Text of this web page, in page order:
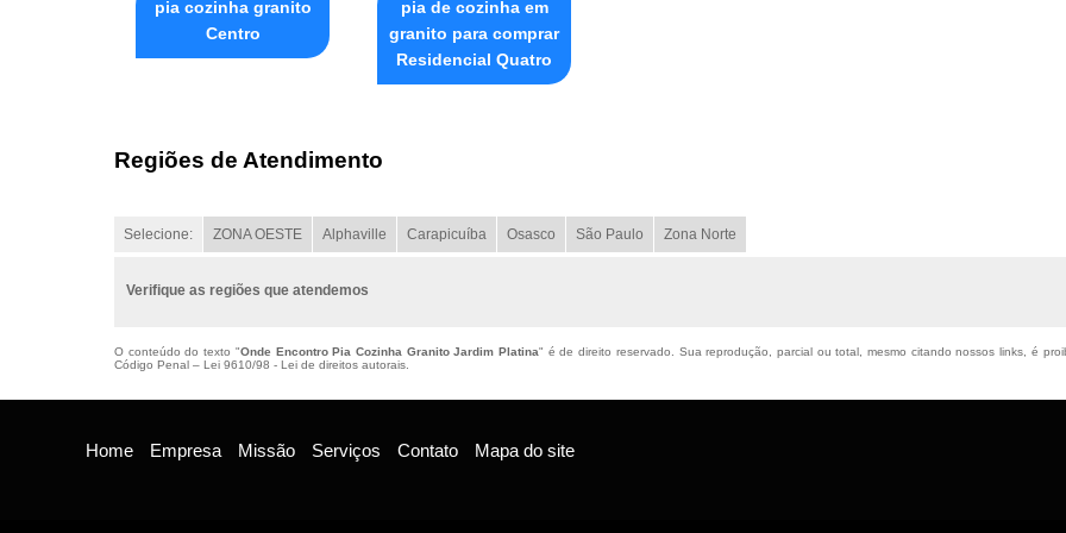
pia cozinha granito
Centro
pia de cozinha em
granito para comprar
Residencial Quatro
Regiões de Atendimento
Selecione: ZONA OESTE Alphaville Carapicuíba Osasco São Paulo Zona Norte
Verifique as regiões que atendemos
O conteúdo do texto "Onde Encontro Pia Cozinha Granito Jardim Platina" é de direito reservado. Sua reprodução, parcial ou total, mesmo citando nossos links, é
Código Penal – Lei 9610/98 - Lei de direitos autorais.
Home Empresa Missão Serviços Contato Mapa do site